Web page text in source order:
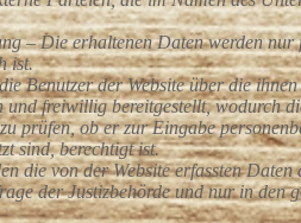
– Die erhaltenen Daten werden
ist.
Benutzer der Website über die
und freiwillig bereitgestellt, wodurch
prüfen, ob er zur Eingabe
sind, berechtigt ist.
die von der Website erfassten
der Justizbehörde und nur in den